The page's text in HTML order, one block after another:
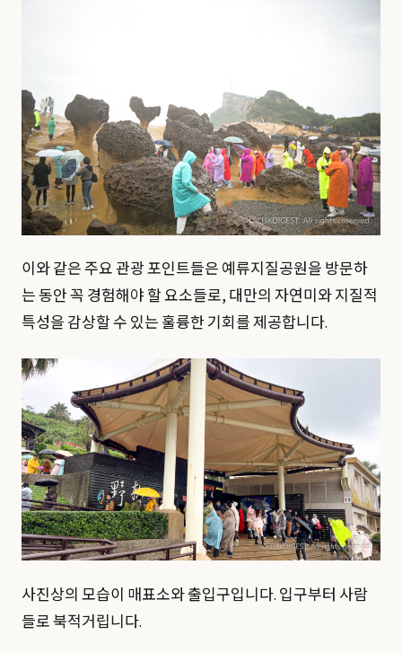
이와 같은 주요 관광 포인트들은 예류지질공원을 방문하
는 동안 꼭 경험해야 할 요소들로, 대만의 자연미와 지질적
특성을 감상할 수 있는 훌륭한 기회를 제공합니다.
사진상의 모습이 매표소와 출입구입니다. 입구부터 사람
들로 북적거립니다.